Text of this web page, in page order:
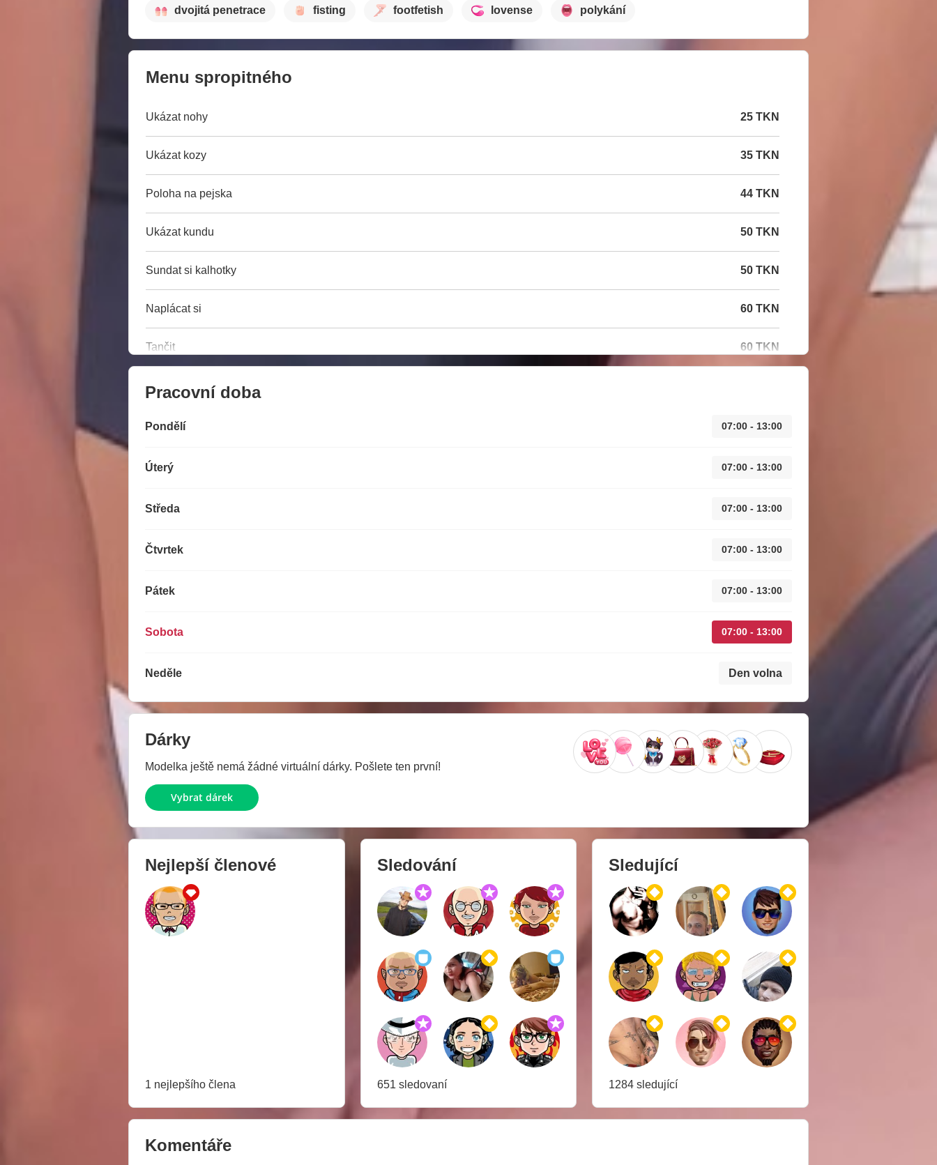
dvojitá penetrace fisting footfetish lovense polykání
Menu spropitného
Ukázat nohy 25 TKN
Ukázat kozy 35 TKN
Poloha na pejska 44 TKN
Ukázat kundu 50 TKN
Sundat si kalhotky 50 TKN
Naplácat si 60 TKN
Tančit 60 TKN
Pracovní doba
Pondělí 07:00 - 13:00
Úterý 07:00 - 13:00
Středa 07:00 - 13:00
Čtvrtek 07:00 - 13:00
Pátek 07:00 - 13:00
Sobota 07:00 - 13:00
Neděle Den volna
Dárky
Modelka ještě nemá žádné virtuální dárky. Pošlete ten první!
Vybrat dárek
Nejlepší členové
1 nejlepšího člena
Sledování
651 sledovaní
Sledující
1284 sledující
Komentáře